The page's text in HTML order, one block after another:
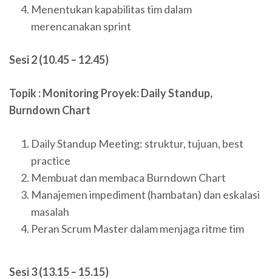
Menentukan kapabilitas tim dalam
merencanakan sprint
Sesi 2 (10.45 – 12.45)
Topik : Monitoring Proyek: Daily Standup,
Burndown Chart
Daily Standup Meeting: struktur, tujuan, best
practice
Membuat dan membaca Burndown Chart
Manajemen impediment (hambatan) dan eskalasi
masalah
Peran Scrum Master dalam menjaga ritme tim
Sesi 3 (13.15 – 15.15)